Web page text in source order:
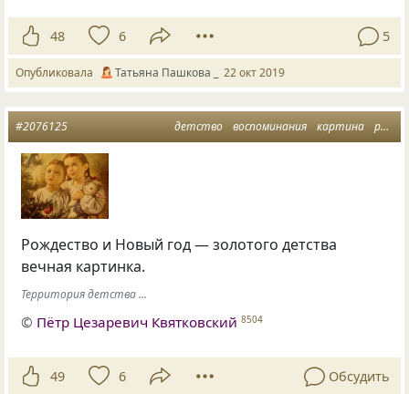
48 6 5
Опубликовала Татьяна Пашкова _ 22 окт 2019
детство воспоминания картина рождество
#2076125
Рождество и Новый год — золотого детства
вечная картинка.
Территория детства ...
© Пётр Цезаревич Квятковский 8504
49 6 Обсудить